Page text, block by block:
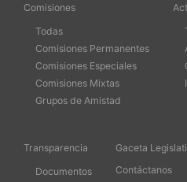
Comisiones
Todas
Comisiones Permanentes
Comisiones Especiales
Comisiones Mixtas
Grupos de Amistad
Transparencia
Documentos
Gaceta
Contáctanos